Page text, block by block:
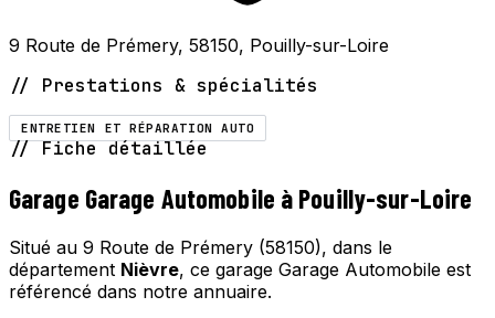
9 Route de Prémery, 58150, Pouilly-sur-Loire
// Prestations & spécialités
ENTRETIEN ET RÉPARATION AUTO
// Fiche détaillée
Garage Garage Automobile à Pouilly-sur-Loire
Situé au 9 Route de Prémery (58150), dans le
département Nièvre, ce garage Garage Automobile est
référencé dans notre annuaire.